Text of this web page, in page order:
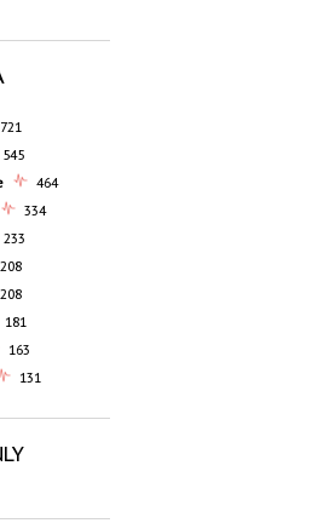
721
545
464
334
233
208
208
181
163
131